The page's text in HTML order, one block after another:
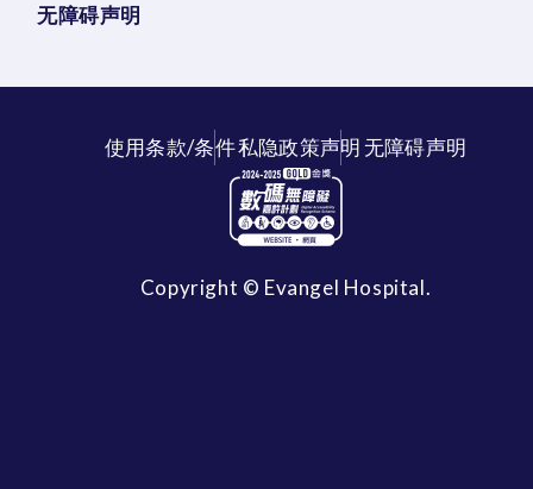
无障碍声明
使用条款/条件私隐政策声明无障碍声明
Copyright © Evangel Hospital.